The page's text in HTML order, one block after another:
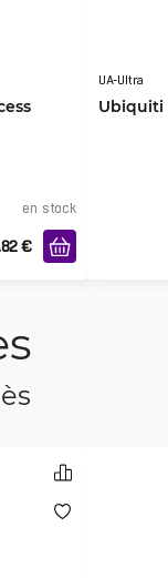
en stock
€
UA-Ultra
Ubiquiti